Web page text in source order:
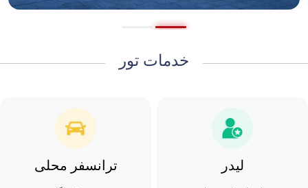
خدمات تور
لیدر ترانسفر محلی